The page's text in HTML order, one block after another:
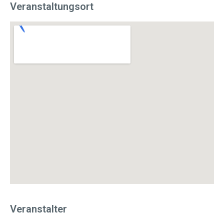
Veranstaltungsort
Veranstalter